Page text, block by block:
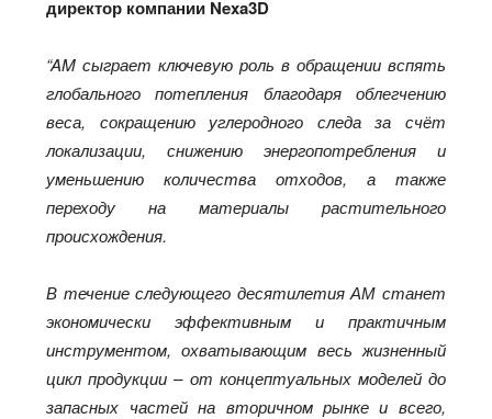
директор компании Nexa3D
“AM сыграет ключевую роль в обращении вспять
глобального потепления благодаря облегчению
веса, сокращению углеродного следа за счёт
локализации, снижению энергопотребления и
уменьшению количества отходов, а также
переходу на материалы растительного
происхождения.
В течение следующего десятилетия АМ станет
экономически эффективным и практичным
инструментом, охватывающим весь жизненный
цикл продукции – от концептуальных моделей до
запасных частей на вторичном рынке и всего,